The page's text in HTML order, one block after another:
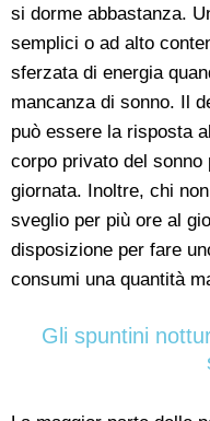
si dorme abbastanza.
semplici o ad alto
sferzata di energia
mancanza di sonno. Il
può essere la risposta
corpo privato del
giornata. Inoltre, chi
sveglio per più ore al
disposizione per fare
consumi una quantità
Gli spuntini